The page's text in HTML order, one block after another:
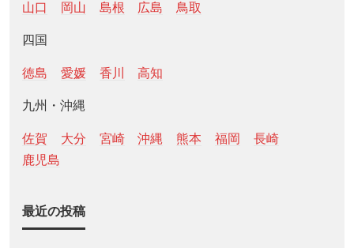
山口 岡山 島根 広島 鳥取
四国
徳島 愛媛 香川 高知
九州・沖縄
佐賀 大分 宮崎 沖縄 熊本 福岡
長崎
鹿児島
最近の投稿